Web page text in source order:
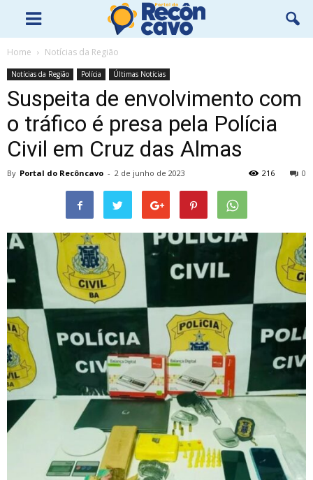
Home Notícias da Região
Notícias da Região Polícia Últimas Notícias
Suspeita de envolvimento com
o tráfico é presa pela Polícia
Civil em Cruz das Almas
By Portal do Recôncavo - 2 de junho de 2023 0
216